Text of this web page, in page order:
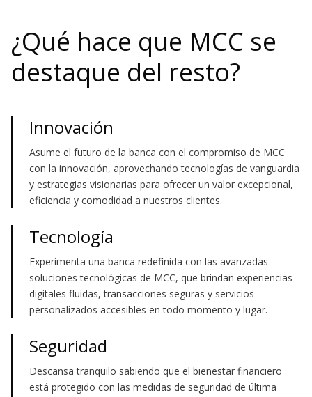
¿Qué hace que MCC se
destaque del resto?
Innovación
Asume el futuro de la banca con el compromiso de MCC
con la innovación, aprovechando tecnologías de vanguardia
y estrategias visionarias para ofrecer un valor excepcional,
eficiencia y comodidad a nuestros clientes.
Tecnología
Experimenta una banca redefinida con las avanzadas
soluciones tecnológicas de MCC, que brindan experiencias
digitales fluidas, transacciones seguras y servicios
personalizados accesibles en todo momento y lugar.
Seguridad
Descansa tranquilo sabiendo que el bienestar financiero
está protegido con las medidas de seguridad de última